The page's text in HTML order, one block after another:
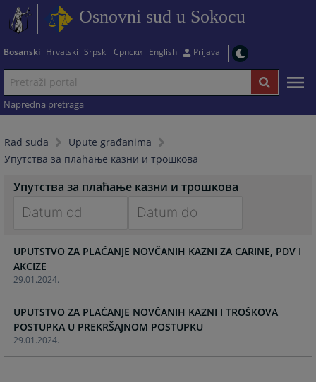
Osnovni sud u Sokocu
Bosanski Hrvatski Srpski Српски English Prijava
Napredna pretraga
Rad suda
Upute građanima
Упутства за плаћање казни и трошкова
Упутства за плаћање казни и трошкова
forward
to
interact
with
the
calendar
and
select
forward
with
the
calendar
select
29.01.2024.
UPUTSTVO ZA PLAĆANJE NOVČANIH KAZNI ZA CARINE, PDV I
AKCIZE
29.01.2024.
UPUTSTVO ZA PLAĆANJE NOVČANIH KAZNI I TROŠKOVA
POSTUPKA U PREKRŠAJNOM POSTUPKU